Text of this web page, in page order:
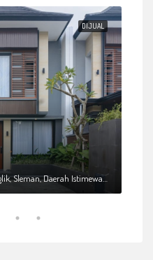
DIJUAL
Jalan Dayakan, Sinduharjo, Ngaglik, Sleman, Daerah Istimewa Yogyakarta, 55581, Indonesia